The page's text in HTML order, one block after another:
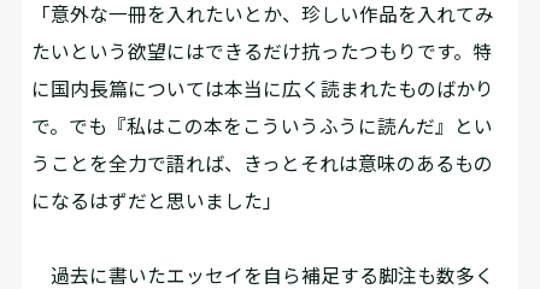
「意外な一冊を入れたいとか、珍しい作品を入れてみ
たいという欲望にはできるだけ抗ったつもりです。特
に国内長篇については本当に広く読まれたものばかり
で。でも『私はこの本をこういうふうに読んだ』とい
うことを全力で語れば、きっとそれは意味のあるもの
になるはずだと思いました」
過去に書いたエッセイを自ら補足する脚注も数多く